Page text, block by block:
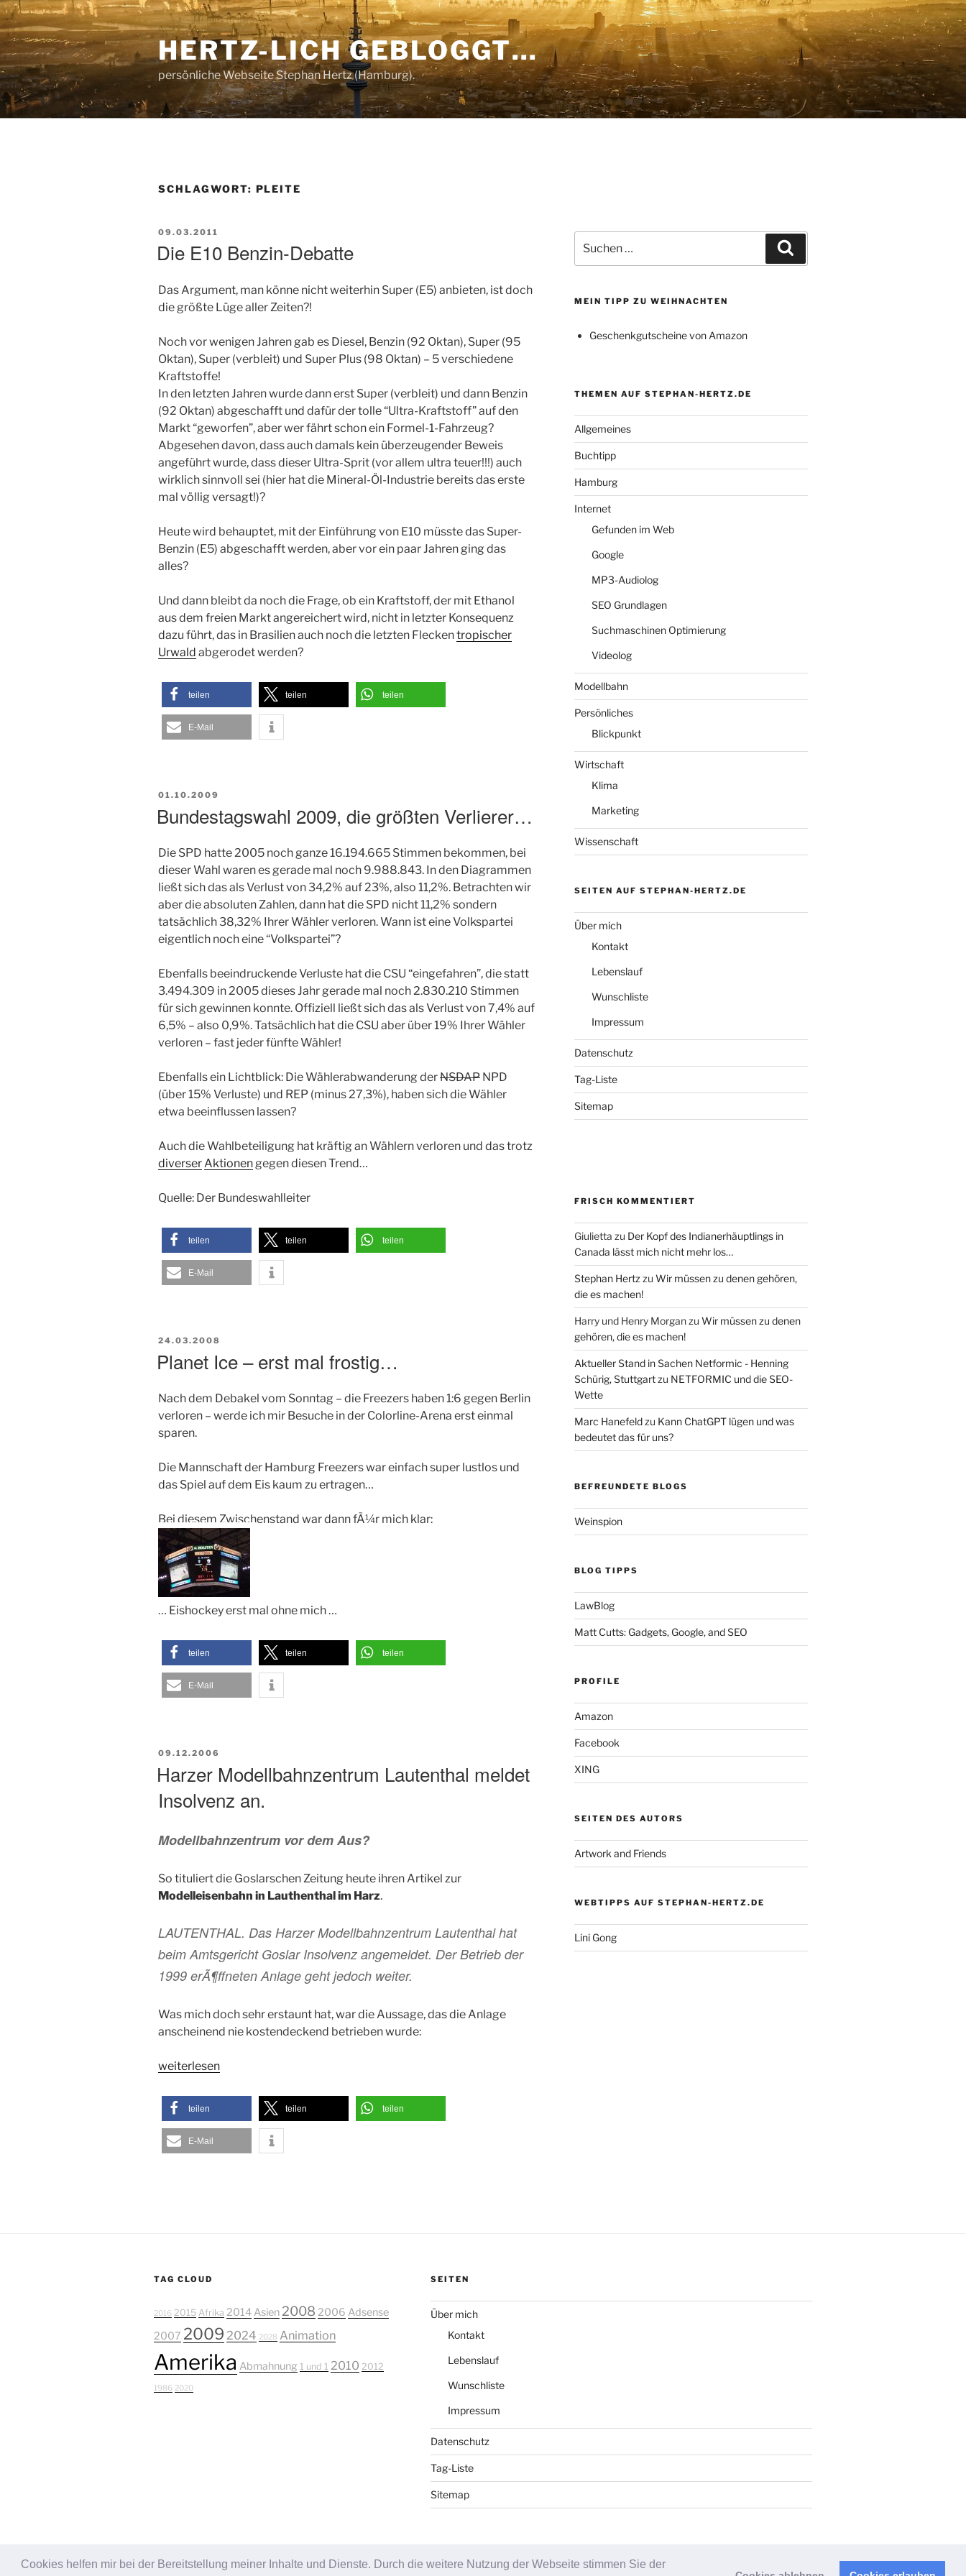
Cookies helfen mir bei der Bereitstellung meiner Inhalte und Dienste. Durch die weitere Nutzung der Webseite stimmen Sie der
Zum
Inhalt
springen
HERTZ-LICH GEBLOGGT…
persönliche Webseite Stephan Hertz (Hamburg).
SCHLAGWORT: PLEITE
VERÖFFENTLICHT
09.03.2011
Die E10 Benzin-Debatte
Das Argument, man könne nicht weiterhin Super (E5) anbieten, ist doch
die größte Lüge aller Zeiten?!
Noch vor wenigen Jahren gab es Diesel, Benzin (92 Oktan), Super (95
Oktan), Super (verbleit) und Super Plus (98 Oktan) – 5 verschiedene
Kraftstoffe!
In den letzten Jahren wurde dann erst Super (verbleit) und dann Benzin
(92 Oktan) abgeschafft und dafür der tolle “Ultra-Kraftstoff” auf den
Markt “geworfen”, aber wer fährt schon ein Formel-1-Fahrzeug?
Abgesehen davon, dass auch damals kein überzeugender Beweis
angeführt wurde, dass dieser Ultra-Sprit (vor allem ultra teuer!!!) auch
wirklich sinnvoll sei (hier hat die Mineral-Öl-Industrie bereits das erste
mal völlig versagt!)?
Heute wird behauptet, mit der Einführung von E10 müsste das Super-
Benzin (E5) abgeschafft werden, aber vor ein paar Jahren ging das
alles?
Und dann bleibt da noch die Frage, ob ein Kraftstoff, der mit Ethanol
aus dem freien Markt angereichert wird, nicht in letzter Konsequenz
dazu führt, das in Brasilien auch noch die letzten Fleckentropischer
Urwald abgerodet werden?
teilen teilen teilen
E-Mail
VERÖFFENTLICHT
01.10.2009
Bundestagswahl 2009, die größten Verlierer…
Die SPD hatte 2005 noch ganze 16.194.665 Stimmen bekommen, bei
dieser Wahl waren es gerade mal noch 9.988.843. In den Diagrammen
ließt sich das als Verlust von 34,2% auf 23%, also 11,2%. Betrachten wir
aber die absoluten Zahlen, dann hat die SPD nicht 11,2% sondern
tatsächlich 38,32% Ihrer Wähler verloren. Wann ist eine Volkspartei
eigentlich noch eine “Volkspartei”?
Ebenfalls beeindruckende Verluste hat die CSU “eingefahren”, die statt
3.494.309 in 2005 dieses Jahr gerade mal noch 2.830.210 Stimmen
für sich gewinnen konnte. Offiziell ließt sich das als Verlust von 7,4% auf
6,5% – also 0,9%. Tatsächlich hat die CSU aber über 19% Ihrer Wähler
verloren – fast jeder fünfte Wähler!
Ebenfalls ein Lichtblick: Die Wählerabwanderung derNSDAP NPD
(über 15% Verluste) und REP (minus 27,3%), haben sich die Wähler
etwa beeinflussen lassen?
Auch die Wahlbeteiligung hat kräftig an Wählern verloren und das trotz
diverserAktionengegen diesen Trend…
Quelle: Der Bundeswahlleiter
teilen teilen teilen
E-Mail
VERÖFFENTLICHT
24.03.2008
Planet Ice – erst mal frostig…
Nach dem Debakel vom Sonntag – die Freezers haben 1:6 gegen Berlin
verloren – werde ich mir Besuche in der Colorline-Arena erst einmal
sparen.
Die Mannschaft der Hamburg Freezers war einfach super lustlos und
das Spiel auf dem Eis kaum zu ertragen…
Bei diesem Zwischenstand war dann fÃ¼r mich klar:
… Eishockey erst mal ohne mich …
teilen teilen teilen
E-Mail
VERÖFFENTLICHT
09.12.2006
Harzer Modellbahnzentrum Lautenthal meldet
Insolvenz an.
Modellbahnzentrum vor dem Aus?
So tituliert die Goslarschen Zeitung heute ihren Artikel zur
Modelleisenbahn in Lauthenthal im Harz.
LAUTENTHAL. Das Harzer Modellbahnzentrum Lautenthal hat
beim Amtsgericht Goslar Insolvenz angemeldet. Der Betrieb der
1999 erÃ¶ffneten Anlage geht jedoch weiter.
Was mich doch sehr erstaunt hat, war die Aussage, das die Anlage
anscheinend nie kostendeckend betrieben wurde:
„Harzer
Lautenthal
meldet
Insolvenz
an.“
weiterlesen
teilen teilen teilen
E-Mail
nach:
MEIN TIPP ZU WEIHNACHTEN
Geschenkgutscheine von Amazon
THEMEN AUF STEPHAN-HERTZ.DE
Allgemeines
Buchtipp
Hamburg
Internet
Gefunden im Web
Google
MP3-Audiolog
SEO Grundlagen
Suchmaschinen Optimierung
Videolog
Modellbahn
Persönliches
Blickpunkt
Wirtschaft
Klima
Marketing
Wissenschaft
SEITEN AUF STEPHAN-HERTZ.DE
Über mich
Kontakt
Lebenslauf
Wunschliste
Impressum
Datenschutz
Tag-Liste
Sitemap
FRISCH KOMMENTIERT
Giulietta zu Der Kopf des Indianerhäuptlings in
Canada lässt mich nicht mehr los…
Stephan Hertz zu Wir müssen zu denen gehören,
die es machen!
Harry und Henry Morganzu Wir müssen zu denen
gehören, die es machen!
Aktueller Stand in Sachen Netformic - Henning
Schürig, Stuttgartzu NETFORMIC und die SEO-
Wette
Marc Hanefeldzu Kann ChatGPT lügen und was
bedeutet das für uns?
BEFREUNDETE BLOGS
Weinspion
BLOG TIPPS
LawBlog
Matt Cutts: Gadgets, Google, and SEO
PROFILE
Amazon
Facebook
XING
SEITEN DES AUTORS
Artwork and Friends
WEBTIPPS AUF STEPHAN-HERTZ.DE
Lini Gong
TAG CLOUD
2016 2015 Afrika 2014 Asien 2008 2006 Adsense
2007 2009 2024 2028 Animation
Amerika Abmahnung 1 und 1 2010 2012
1986 2020
SEITEN
Über mich
Kontakt
Lebenslauf
Wunschliste
Impressum
Datenschutz
Tag-Liste
Sitemap
Stolz präsentiert von WordPress